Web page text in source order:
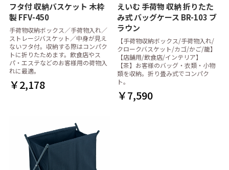
フタ付 収納バスケット 木枠
製 FFV-450
手荷物収納ボックス／手荷物入れ／
ストレージバスケット／中身が見え
ないフタ付。収納する際はコンパク
トに折りたためます。飲食店やス
パ・エステなどのお客様用の荷物入
れに最適。
￥2,178
えいむ 手荷物 収納 折りたた
み式 バッグケース BR-103 ブ
ラウン
【手荷物収納ボックス/手荷物入れ/
クロークバスケット/カゴ/かご/籠】
【店舗用/飲食店/インテリア】
【茶】お客様のバッグ・衣類・小物
類を収納。折り畳み式でコンパク
ト。
￥7,590